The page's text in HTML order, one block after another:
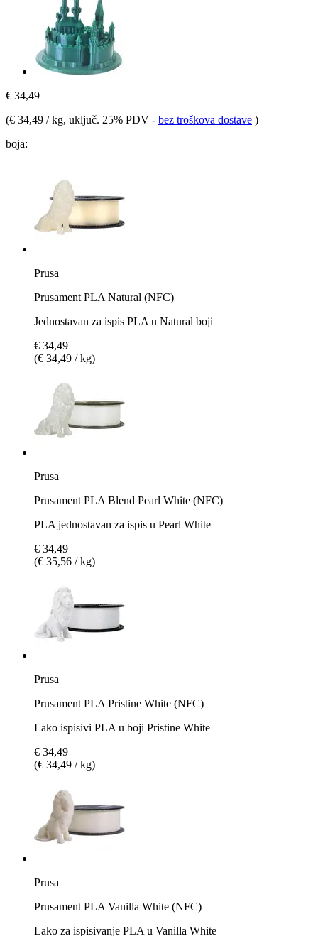
€ 34,49
(€ 34,49 / kg, uključ. 25% PDV - bez troškova dostave )
boja:
Prusa
Prusament PLA Natural (NFC)
Jednostavan za ispis PLA u Natural boji
€ 34,49
(€ 34,49 / kg)
Prusa
Prusament PLA Blend Pearl White (NFC)
PLA jednostavan za ispis u Pearl White
€ 34,49
(€ 35,56 / kg)
Prusa
Prusament PLA Pristine White (NFC)
Lako ispisivi PLA u boji Pristine White
€ 34,49
(€ 34,49 / kg)
Prusa
Prusament PLA Vanilla White (NFC)
Lako za ispisivanje PLA u Vanilla White